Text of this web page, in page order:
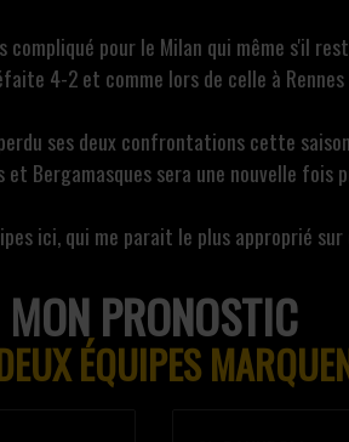
pour le Milan qui même s'il
4-2 et comme lors de celle à
ses deux confrontations cette
Bergamasques sera une nouvelle fois
ici, qui me parait le plus approprié
MON PRONOSTIC
ÉQUIPES